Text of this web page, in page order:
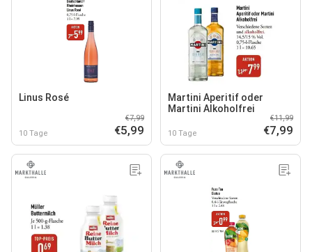
Linus Rosé
10 Tage
€7,99
€5,99
Martini Aperitif oder
Martini Alkoholfrei
10 Tage
€11,99
€7,99